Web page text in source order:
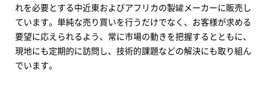
れを必要とする中近東およびアフリカの製罐メーカーに販売し
ています。単純な売り買いを行うだけでなく、お客様が求める
要望に応えられるよう、常に市場の動きを把握するとともに、
現地にも定期的に訪問し、技術的課題などの解決にも取り組ん
でいます。